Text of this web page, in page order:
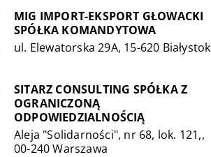
MIG IMPORT-EKSPORT GŁOWACKI
SPÓŁKA KOMANDYTOWA
ul. Elewatorska 29A, 15-620 Białystok
SITARZ CONSULTING SPÓŁKA Z
OGRANICZONĄ
ODPOWIEDZIALNOŚCIĄ
Aleja "Solidarności", nr 68, lok. 121,,
00-240 Warszawa